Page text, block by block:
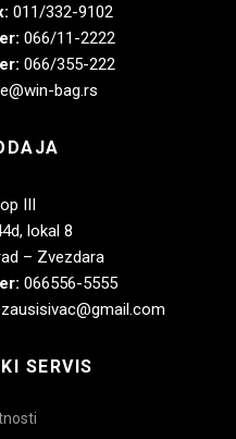
011/332-9102
066/11-2222
066/355-222
bag.rs
III
lokal 8
– Zvezdara
066556-5555
SERVIS